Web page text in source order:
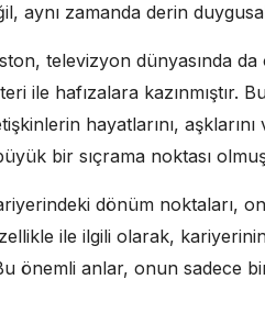
aynı zamanda derin
televizyon dünyasında da
ile hafızalara kazınmıştır.
hayatlarını,
bir sıçrama noktası
dönüm noktaları,
ile ilgili olarak,
önemli anlar, onun sadece